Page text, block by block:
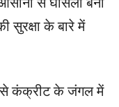
सुरक्षा के बारे में
से कंक्रीट के जंगल में